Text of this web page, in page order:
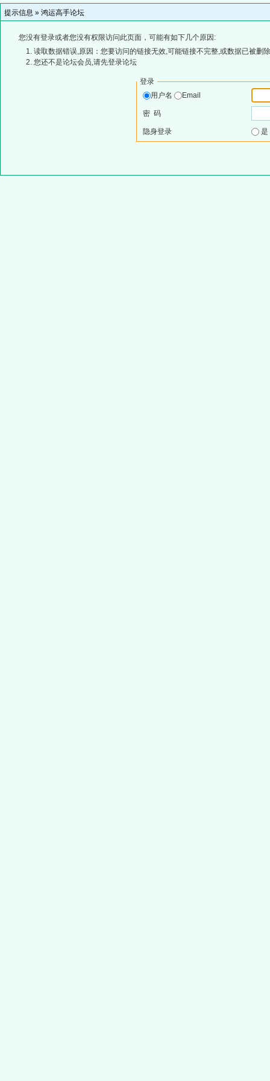
提示信息 » 鸿运高手论坛
您没有登录或者您没有权限访问此页面，可能有如下几个原因:
读取数据错误,原因：您要访问的链接无效,可能链接不完整,或数据已被删
您还不是论坛会员,请先登录论坛
登录
用户名
Email
密 码
隐身登录